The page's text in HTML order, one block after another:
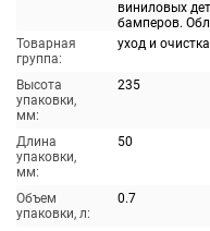
виниловых
бамперов.
Товарная
группа:
уход и очистка
Высота
упаковки,
мм:
235
Длина
упаковки,
мм:
50
Объем
упаковки, л:
0.7